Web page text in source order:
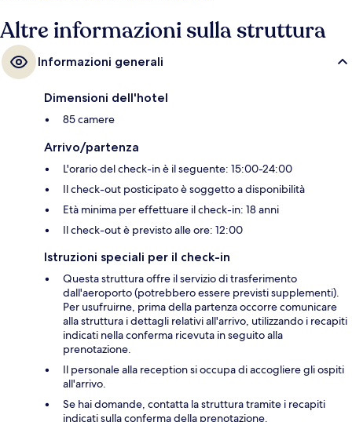
Altre informazioni sulla struttura
Informazioni generali
Dimensioni dell'hotel
85 camere
Arrivo/partenza
L'orario del check-in è il seguente: 15:00-24:00
Il check-out posticipato è soggetto a disponibilità
Età minima per effettuare il check-in: 18 anni
Il check-out è previsto alle ore: 12:00
Istruzioni speciali per il check-in
Questa struttura offre il servizio di trasferimento
dall'aeroporto (potrebbero essere previsti supplementi).
Per usufruirne, prima della partenza occorre comunicare
alla struttura i dettagli relativi all'arrivo, utilizzando i recapiti
indicati nella conferma ricevuta in seguito alla
prenotazione.
Il personale alla reception si occupa di accogliere gli ospiti
all'arrivo.
Se hai domande, contatta la struttura tramite i recapiti
indicati sulla conferma della prenotazione.